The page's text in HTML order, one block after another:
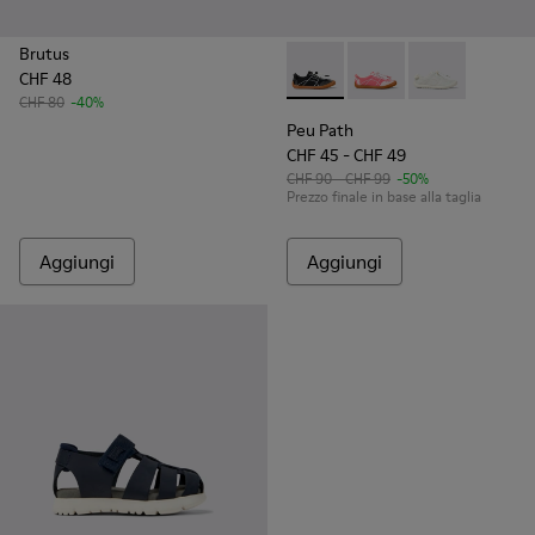
Brutus
CHF 48
CHF 80 -40%
Aggiungi
Peu Path - K800691-002 -
Peu Path -Peu Path -
Peu Path
CHF 45 - CHF 49
CHF 90 - CHF 99 -50%
Prezzo finale in base alla taglia
Aggiungi